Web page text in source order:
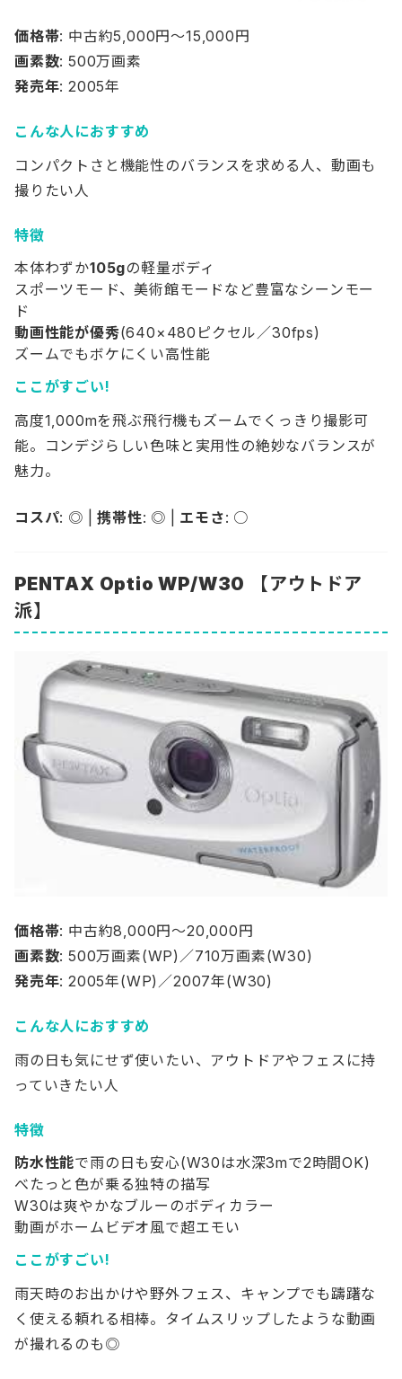
価格帯: 中古約5,000円〜15,000円
画素数: 500万画素
発売年: 2005年
こんな人におすすめ
コンパクトさと機能性のバランスを求める人、動画も
撮りたい人
特徴
本体わずか105gの軽量ボディ
スポーツモード、美術館モードなど豊富なシーンモー
ド
動画性能が優秀(640×480ピクセル／30fps)
ズームでもボケにくい高性能
ここがすごい!
高度1,000mを飛ぶ飛行機もズームでくっきり撮影可
能。コンデジらしい色味と実用性の絶妙なバランスが
魅力。
コスパ: ◎ |携帯性: ◎ | エモさ: ○
PENTAX Optio WP/W30 【アウトドア
派】
価格帯: 中古約8,000円〜20,000円
画素数: 500万画素(WP)／710万画素(W30)
発売年: 2005年(WP)／2007年(W30)
こんな人におすすめ
雨の日も気にせず使いたい、アウトドアやフェスに持
っていきたい人
特徴
防水性能で雨の日も安心(W30は水深3mで2時間OK)
べたっと色が乗る独特の描写
W30は爽やかなブルーのボディカラー
動画がホームビデオ風で超エモい
ここがすごい!
雨天時のお出かけや野外フェス、キャンプでも躊躇な
く使える頼れる相棒。タイムスリップしたような動画
が撮れるのも◎